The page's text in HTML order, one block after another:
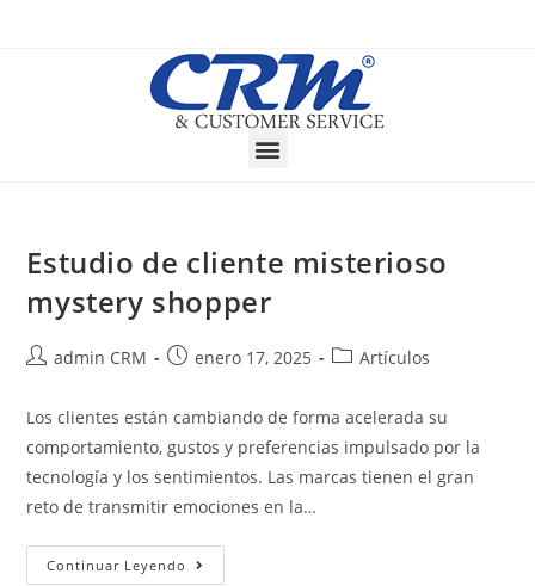
Estudio de cliente misterioso
mystery shopper
admin CRM enero 17, 2025 Artículos
Los clientes están cambiando de forma acelerada su
comportamiento, gustos y preferencias impulsado por la
tecnología y los sentimientos. Las marcas tienen el gran
reto de transmitir emociones en la…
Continuar Leyendo